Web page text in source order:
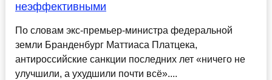
неэффективными
По словам экс-премьер-министра федеральной
земли Бранденбург Маттиаса Платцека,
антироссийские санкции последних лет «ничего не
улучшили, а ухудшили почти всё»....